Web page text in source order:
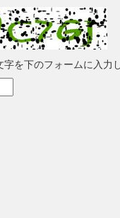
を下のフォームに入力